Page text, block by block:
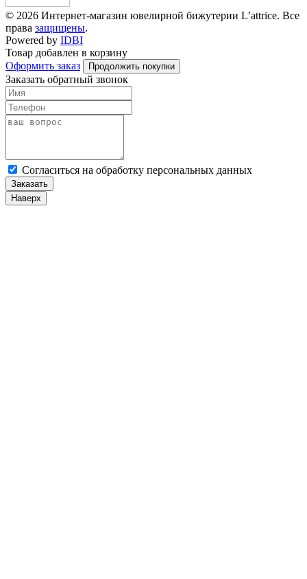
© 2026 Интернет-магазин ювелирной бижутерии L’attrice. Все
права защищены.
Powered by IDBI
Товар добавлен в корзину
Оформить заказ
Продолжить покупки
Заказать обратный звонок
Cогласиться на обработку персональных данных
Заказать
Наверх